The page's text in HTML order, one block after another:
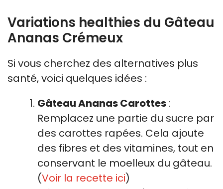
Variations healthies du Gâteau
Ananas Crémeux
Si vous cherchez des alternatives plus
santé, voici quelques idées :
Gâteau Ananas Carottes :
Remplacez une partie du sucre par
des carottes rapées. Cela ajoute
des fibres et des vitamines, tout en
conservant le moelleux du gâteau.
(Voir la recette ici)